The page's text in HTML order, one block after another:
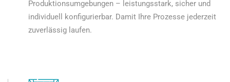
Produktionsumgebungen – leistungsstark, sicher und
individuell konfigurierbar. Damit Ihre Prozesse jederzeit
zuverlässig laufen.